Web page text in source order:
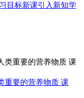
目标新课引入新知学
重要的营养物质 课